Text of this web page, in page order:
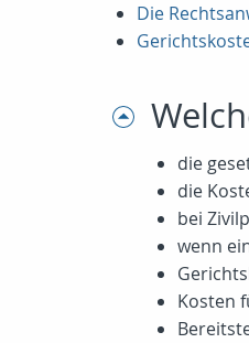
Die
die
die
bei
wenn
Kosten